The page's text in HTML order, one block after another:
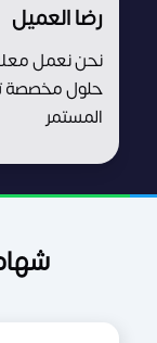
رضا العميل
نحن نعمل
حلول مخصصة
المستمر